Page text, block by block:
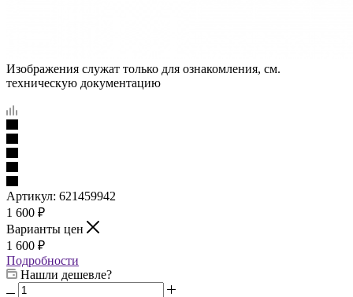
Изображения служат только для ознакомления, см.
техническую документацию
Артикул: 621459942
1 600 ₽
Варианты цен
1 600 ₽
Подробности
Нашли дешевле?